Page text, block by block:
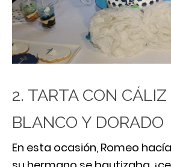
2. TARTA CON CÁLIZ
BLANCO Y DORADO
En esta ocasión, Romeo